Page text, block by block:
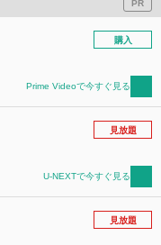
PR
購入
Prime Videoで今すぐ見る
見放題
U-NEXTで今すぐ見る
見放題